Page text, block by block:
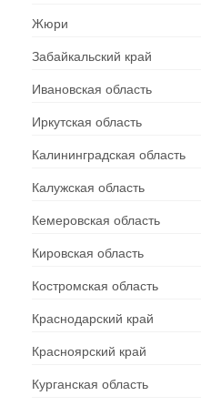
Жюри
Забайкальский край
Ивановская область
Иркутская область
Калининградская область
Калужская область
Кемеровская область
Кировская область
Костромская область
Краснодарский край
Красноярский край
Курганская область